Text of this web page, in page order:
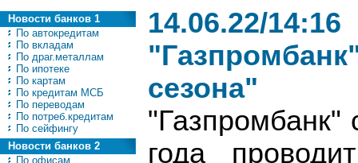
Новости банков 1
По автокредитам
По вкладам
По драг.металлам
По ипотеке
По картам
По кредитам МСБ
По переводам
По потреб.кредитам
По сейфингу
Новости банков 2
По офисам
14.06.22/14:16
сезона"
года